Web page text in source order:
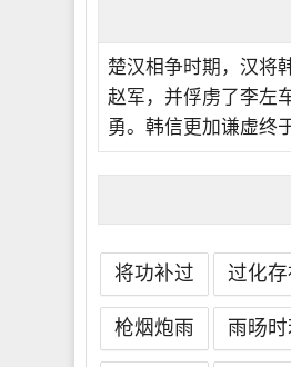
楚汉相争时期，汉将
赵军，并俘虏了李左
勇。韩信更加谦虚终
将功补过 过化存
枪烟炮雨 雨旸时